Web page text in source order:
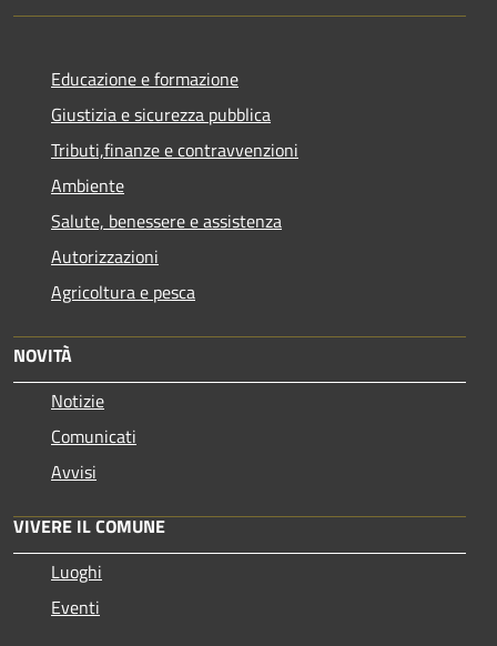
Educazione e formazione
Giustizia e sicurezza pubblica
Tributi,finanze e contravvenzioni
Ambiente
Salute, benessere e assistenza
Autorizzazioni
Agricoltura e pesca
NOVITÀ
Notizie
Comunicati
Avvisi
VIVERE IL COMUNE
Luoghi
Eventi